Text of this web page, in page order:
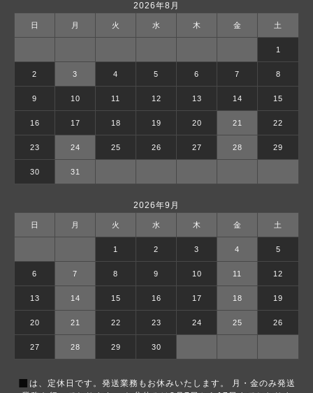
2026年8月
日 月 火 水 木 金 土
1
2 3 4 5 6 7 8
9 10 11 12 13 14 15
16 17 18 19 20 21 22
23 24 25 26 27 28 29
30 31
2026年9月
日 月 火 水 木 金 土
1 2 3 4 5
6 7 8 9 10 11 12
13 14 15 16 17 18 19
20 21 22 23 24 25 26
27 28 29 30
■ は、定休日です。発送業務もお休みいたします。 月・金のみ発送